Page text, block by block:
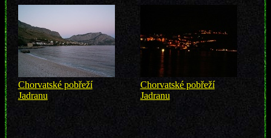
Chorvatské pobřeží
Jadranu
Chorvatské pobřeží
Jadranu